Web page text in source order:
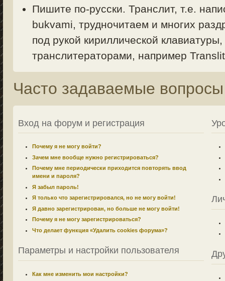
Пишите по-русски. Транслит, т.е.
bukvami, трудночитаем и многих
под рукой кириллической
транслитераторами, например
Часто задаваемые вопросы
Вход на форум и регистрация
Почему я не могу войти?
Зачем мне вообще нужно регистрироваться?
Почему мне периодически приходится повторять ввод
имени и пароля?
Я забыл пароль!
Я только что зарегистрировался, но не могу войти!
Я давно зарегистрирован, но больше не могу войти!
Почему я не могу зарегистрироваться?
Что делает функция «Удалить cookies форума»?
Параметры и настройки пользователя
Как мне изменить мои настройки?